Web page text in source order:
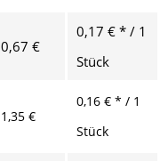
0,67 €
0,17 € * / 1
Stück
1,35 €
0,16 € * / 1
Stück